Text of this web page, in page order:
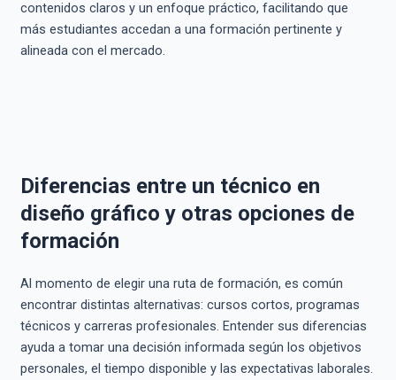
contenidos claros y un enfoque práctico, facilitando que
más estudiantes accedan a una formación pertinente y
alineada con el mercado.
Diferencias entre un técnico en
diseño gráfico y otras opciones de
formación
Al momento de elegir una ruta de formación, es común
encontrar distintas alternativas: cursos cortos, programas
técnicos y carreras profesionales. Entender sus diferencias
ayuda a tomar una decisión informada según los objetivos
personales, el tiempo disponible y las expectativas laborales.